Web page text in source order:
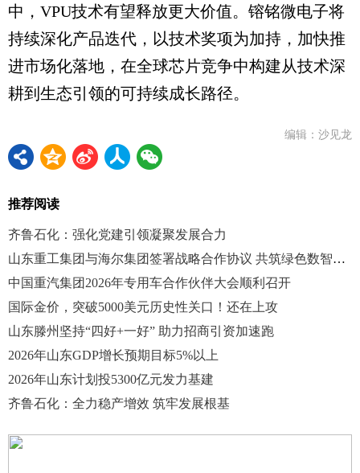
中，VPU技术有望释放更大价值。镕铭微电子将
持续深化产品迭代，以技术奖项为加持，加快推
进市场化落地，在全球芯片竞争中构建从技术深
耕到生态引领的可持续成长路径。
编辑：沙见龙
推荐阅读
齐鲁石化：强化党建引领凝聚发展合力
山东重工集团与海尔集团签署战略合作协议 共筑绿色数智产业新生态
中国重汽集团2026年专用车合作伙伴大会顺利召开
国际金价，突破5000美元历史性关口！还在上攻
山东滕州坚持“四好+一好” 助力招商引资加速跑
2026年山东GDP增长预期目标5%以上
2026年山东计划投5300亿元发力基建
齐鲁石化：全力稳产增效 筑牢发展根基